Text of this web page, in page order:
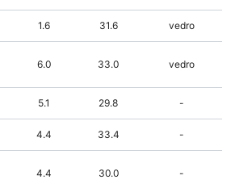
1.6 31.6 vedro
6.0 33.0 vedro
5.1 29.8 -
4.4 33.4 -
4.4 30.0 -